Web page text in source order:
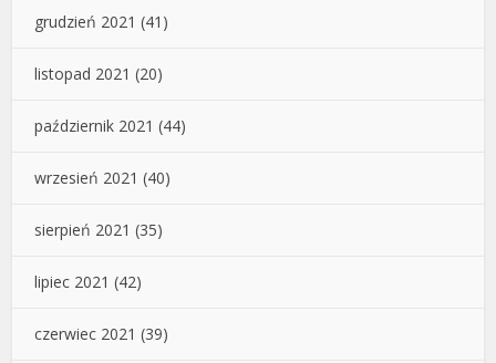
grudzień 2021 (41)
listopad 2021 (20)
październik 2021 (44)
wrzesień 2021 (40)
sierpień 2021 (35)
lipiec 2021 (42)
czerwiec 2021 (39)